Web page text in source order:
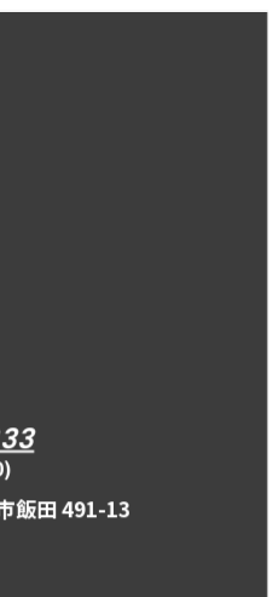
飯田 491-13